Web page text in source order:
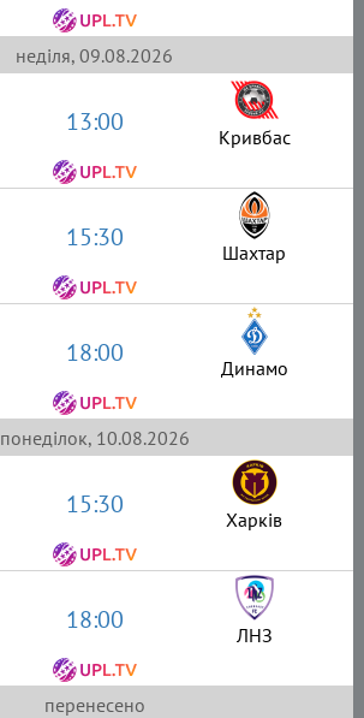
неділя, 09.08.2026
13:00 Кривбас
15:30 Шахтар
18:00 Динамо
понеділок, 10.08.2026
15:30 Харків
18:00 ЛНЗ
перенесено